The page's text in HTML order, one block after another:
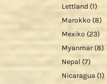
Lettland (1)
Marokko (8)
Mexiko (23)
Myanmar (8)
Nepal (7)
Nicaragua (1)